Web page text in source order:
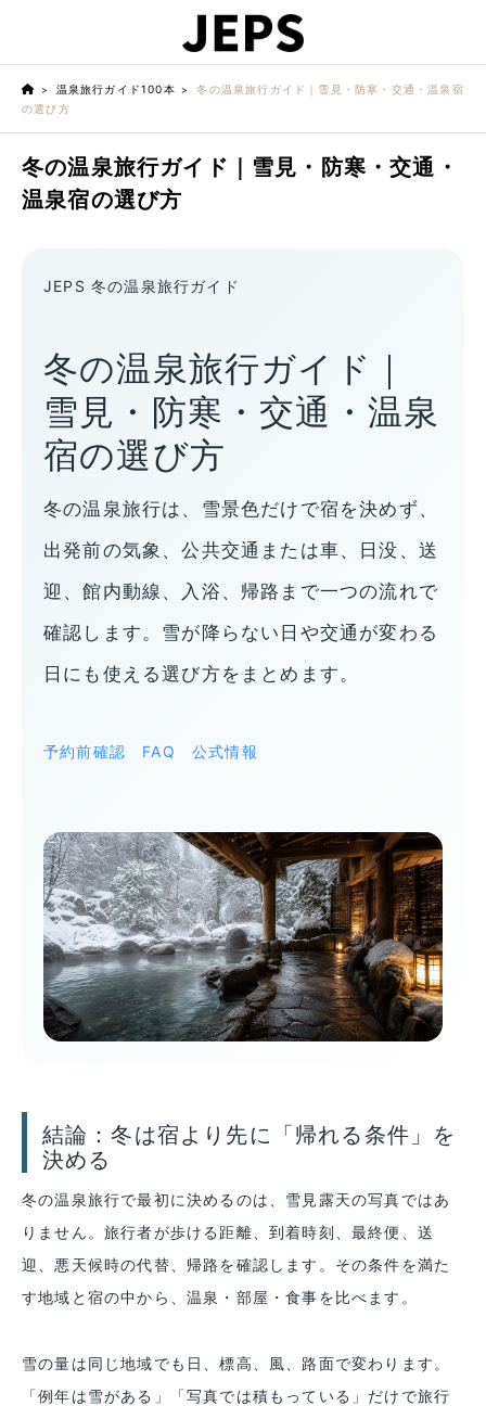
温泉旅行ガイド100本
冬の温泉旅行ガイド｜雪見・防寒・交通・温泉宿
の選び方
冬の温泉旅行ガイド｜雪見・防寒・交通・
温泉宿の選び方
JEPS 冬の温泉旅行ガイド
冬の温泉旅行ガイド｜
雪見・防寒・交通・温泉
宿の選び方
冬の温泉旅行は、雪景色だけで宿を決めず、
出発前の気象、公共交通または車、日没、送
迎、館内動線、入浴、帰路まで一つの流れで
確認します。雪が降らない日や交通が変わる
日にも使える選び方をまとめます。
予約前確認 FAQ 公式情報
結論：冬は宿より先に「帰れる条件」を
決める
冬の温泉旅行で最初に決めるのは、雪見露天の写真ではあ
りません。旅行者が歩ける距離、到着時刻、最終便、送
迎、悪天候時の代替、帰路を確認します。その条件を満た
す地域と宿の中から、温泉・部屋・食事を比べます。
雪の量は同じ地域でも日、標高、風、路面で変わります。
「例年は雪がある」「写真では積もっている」だけで旅行